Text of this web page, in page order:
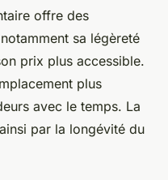
offre des
sa légèreté
prix plus accessible.
plus
avec le temps. La
par la longévité du